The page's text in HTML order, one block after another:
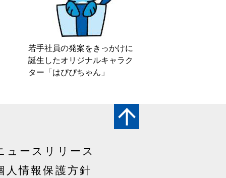
若手社員の発案をきっかけに
誕生したオリジナルキャラク
ター「はぴぴちゃん」
ュースリリース
人情報保護方針